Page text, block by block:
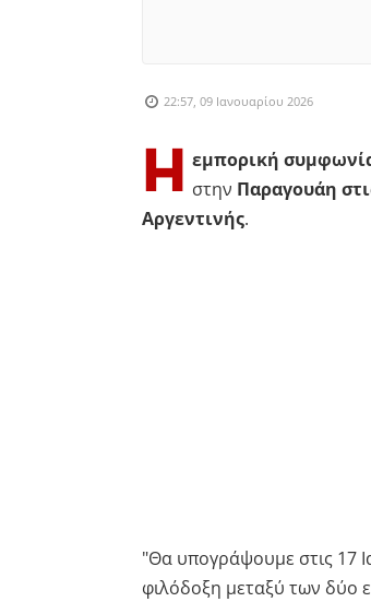
22:57, 09 Ιανουαρίου 2026
Η εμπορική
στην Παραγουάη
Αργεντινής.
"Θα υπογράψουμε στις 17
φιλόδοξη μεταξύ των δύο